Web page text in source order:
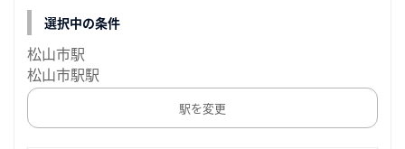
選択中の条件
松山市駅
松山市駅駅
駅を変更